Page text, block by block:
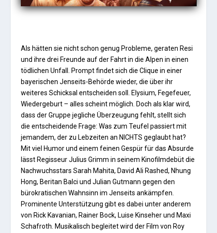
Als hätten sie nicht schon genug Probleme, geraten Resi
und ihre drei Freunde auf der Fahrt in die Alpen in einen
tödlichen Unfall. Prompt findet sich die Clique in einer
bayerischen Jenseits-Behörde wieder, die über ihr
weiteres Schicksal entscheiden soll. Elysium, Fegefeuer,
Wiedergeburt – alles scheint möglich. Doch als klar wird,
dass der Gruppe jegliche Überzeugung fehlt, stellt sich
die entscheidende Frage: Was zum Teufel passiert mit
jemandem, der zu Lebzeiten an NICHTS geglaubt hat?
Mit viel Humor und einem feinen Gespür für das Absurde
lässt Regisseur Julius Grimm in seinem Kinofilmdebüt die
Nachwuchsstars Sarah Mahita, David Ali Rashed, Nhung
Hong, Beritan Balci und Julian Gutmann gegen den
bürokratischen Wahnsinn im Jenseits ankämpfen.
Prominente Unterstützung gibt es dabei unter anderem
von Rick Kavanian, Rainer Bock, Luise Kinseher und Maxi
Schafroth. Musikalisch begleitet wird der Film von Roy